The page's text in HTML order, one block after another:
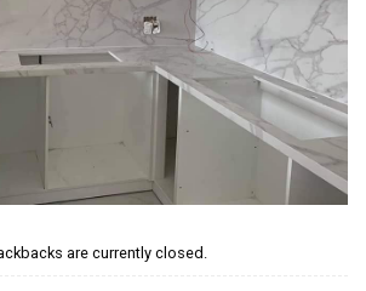
are currently closed.